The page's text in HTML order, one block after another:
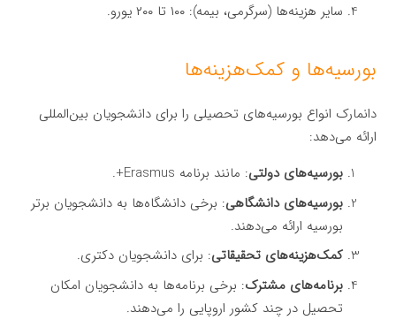
سایر هزینه‌ها (سرگرمی، بیمه): ۱۰۰ تا ۲۰۰ یورو.
بورسیه‌ها و کمک‌هزینه‌ها
دانمارک انواع بورسیه‌های تحصیلی را برای دانشجویان بین‌المللی
ارائه می‌دهد:
بورسیه‌های دولتی: مانند برنامه Erasmus+.
بورسیه‌های دانشگاهی: برخی دانشگاه‌ها به دانشجویان برتر
بورسیه ارائه می‌دهند.
کمک‌هزینه‌های تحقیقاتی: برای دانشجویان دکتری.
برنامه‌های مشترک: برخی برنامه‌ها به دانشجویان امکان
تحصیل در چند کشور اروپایی را می‌دهند.